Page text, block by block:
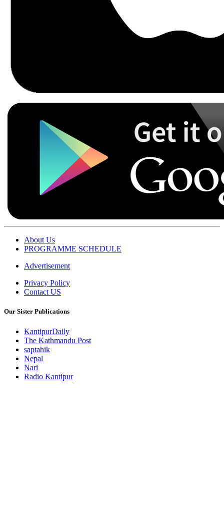
About Us
PROGRAMME SCHEDULE
Advertisement
Privacy Policy
Contact US
Our Sister Publications
KantipurDaily
The Kathmandu Post
saptahik
Nepal
Nari
Radio Kantipur